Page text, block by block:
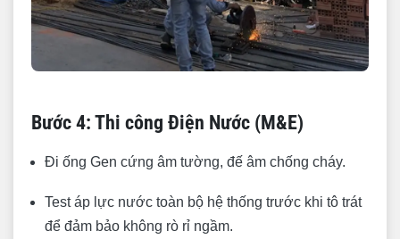
Bước 4: Thi công Điện Nước (M&E)
Đi ống Gen cứng âm tường, đế âm chống cháy.
Test áp lực nước toàn bộ hệ thống trước khi tô trát
để đảm bảo không rò rỉ ngầm.